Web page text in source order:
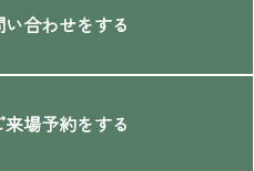
合わせをする
場予約をする